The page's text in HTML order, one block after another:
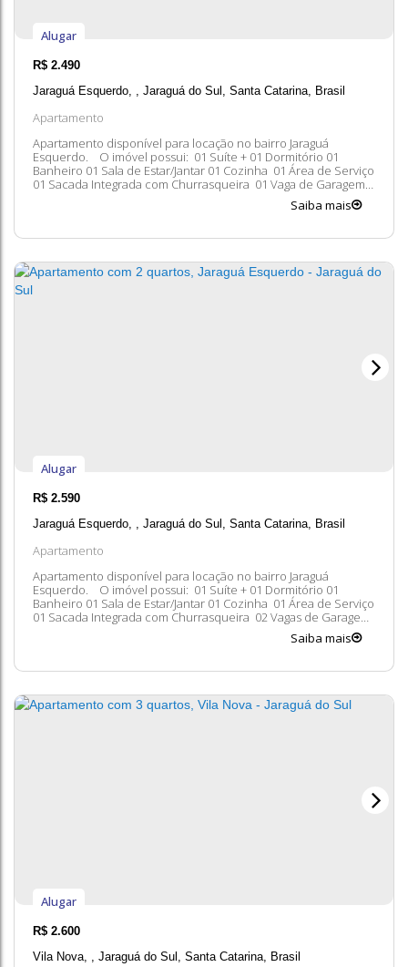
Apartamento
R$ 2.490
Jaraguá Esquerdo
Jaraguá do Sul Santa Catarina Brasil
Apartamento disponível para locação no bairro Jaraguá
Esquerdo. O imóvel possui: 01 Suíte + 01 Dormitório 01
Banheiro 01 Sala de Estar/Jantar 01 Cozinha 01 Área de Serviço
01 Sacada Integrada com Churrasqueira 01 Vaga de Garagem
Alugar
Saiba mais
Apartamento
R$ 2.590
Jaraguá Esquerdo
Jaraguá do Sul Santa Catarina Brasil
Apartamento disponível para locação no bairro Jaraguá
Esquerdo. O imóvel possui: 01 Suíte + 01 Dormitório 01
Banheiro 01 Sala de Estar/Jantar 01 Cozinha 01 Área de Serviço
01 Sacada Integrada com Churrasqueira 02 Vagas de Garagem
Alugar
Saiba mais
R$ 2.600
Vila Nova
Jaraguá do Sul Santa Catarina Brasil
Alugar